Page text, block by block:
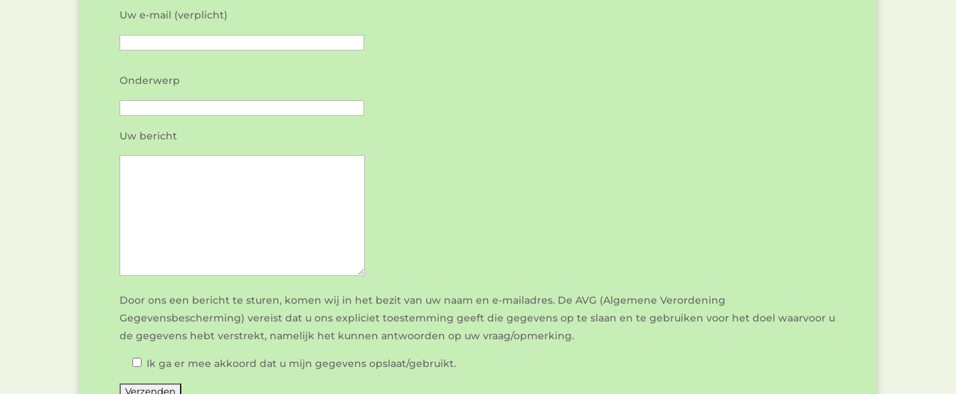
Uw e-mail (verplicht)
Onderwerp
Uw bericht
Door ons een bericht te sturen, komen wij in het bezit van uw naam en e-mailadres. De AVG (Algemene Verordening
Gegevensbescherming) vereist dat u ons expliciet toestemming geeft die gegevens op te slaan en te gebruiken voor het doel waarvoor u
de gegevens hebt verstrekt, namelijk het kunnen antwoorden op uw vraag/opmerking.
Ik ga er mee akkoord dat u mijn gegevens opslaat/gebruikt.